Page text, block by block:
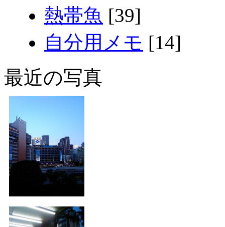
熱帯魚 [39]
自分用メモ [14]
最近の写真